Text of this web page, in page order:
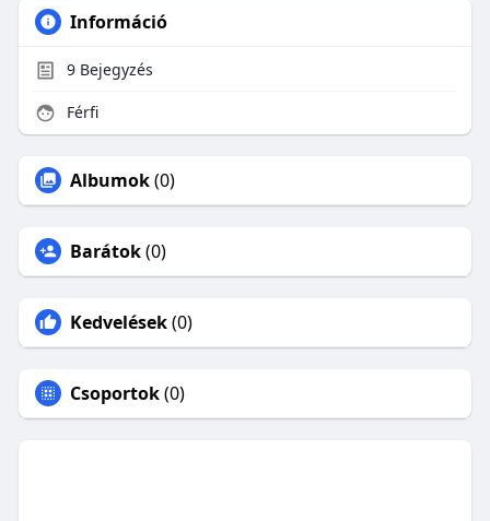
Információ
9Bejegyzés
Férfi
Albumok(0)
Barátok(0)
Kedvelések(0)
Csoportok(0)